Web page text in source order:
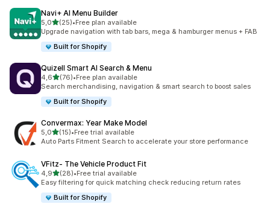
Navi+ AI Menu Builder
5,05 yıldız üzerinden
(25)
toplam 25 değerlendirme
•Free plan available
Upgrade navigation with tab bars, mega & hamburger menus + FAB
Built for Shopify
Quizell Smart AI Search & Menu
4,65 yıldız üzerinden
(76)
toplam 76 değerlendirme
•Free plan available
Search merchandising, navigation & smart search to boost sales
Built for Shopify
Convermax: Year Make Model
5,05 yıldız üzerinden
(15)
toplam 15 değerlendirme
•Free trial available
Auto Parts Fitment Search to accelerate your store performance
VFitz‑ The Vehicle Product Fit
4,95 yıldız üzerinden
(28)
toplam 28 değerlendirme
•Free trial available
Easy filtering for quick matching check reducing return rates
Built for Shopify